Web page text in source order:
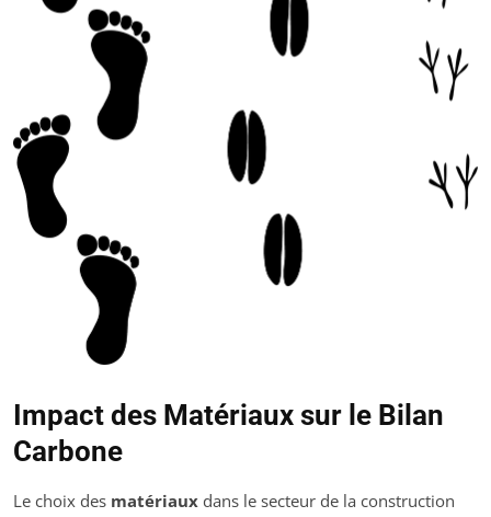
Impact des Matériaux sur le Bilan
Carbone
Le choix des matériaux dans le secteur de la construction